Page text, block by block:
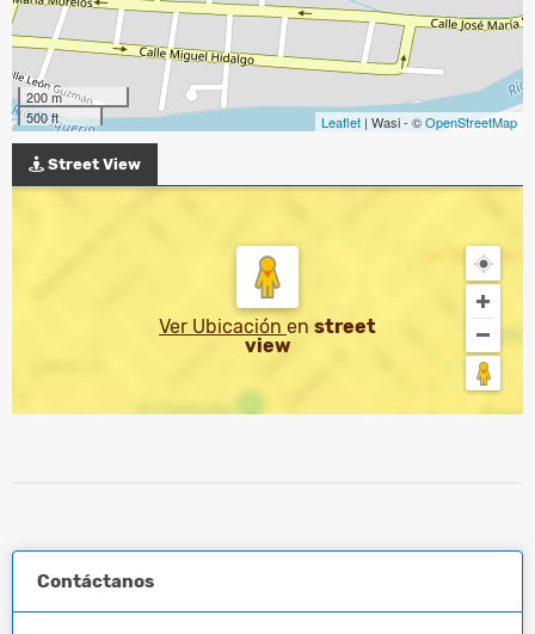
200 m
500 ft
Leaflet | Wasi - ©OpenStreetMap
Street View
Ver Ubicación en street
view
Contáctanos